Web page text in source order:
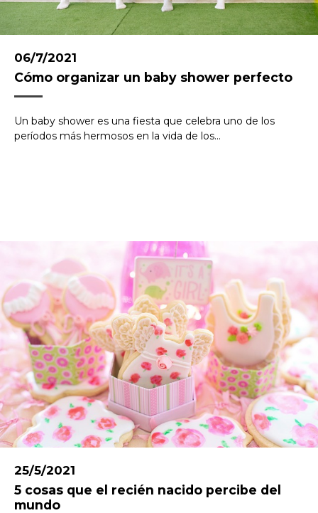
06/7/2021
Cómo organizar un baby shower perfecto
Un baby shower es una fiesta que celebra uno de los
períodos más hermosos en la vida de los...
25/5/2021
5 cosas que el recién nacido percibe del
mundo